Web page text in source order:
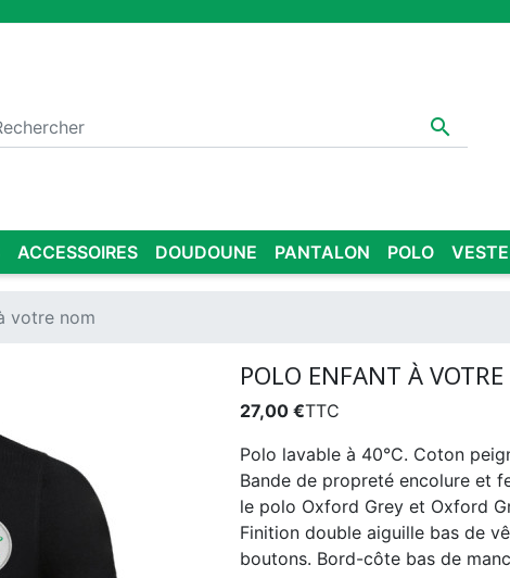

ACCESSOIRES DOUDOUNE PANTALON POLO VESTE
votre nom
POLO ENFANT À
27,00 €TTC
Polo lavable à 40°C. Coton
Bande de propreté encolure et
le polo Oxford Grey et Oxford
Finition double aiguille bas de
boutons. Bord-côte bas de